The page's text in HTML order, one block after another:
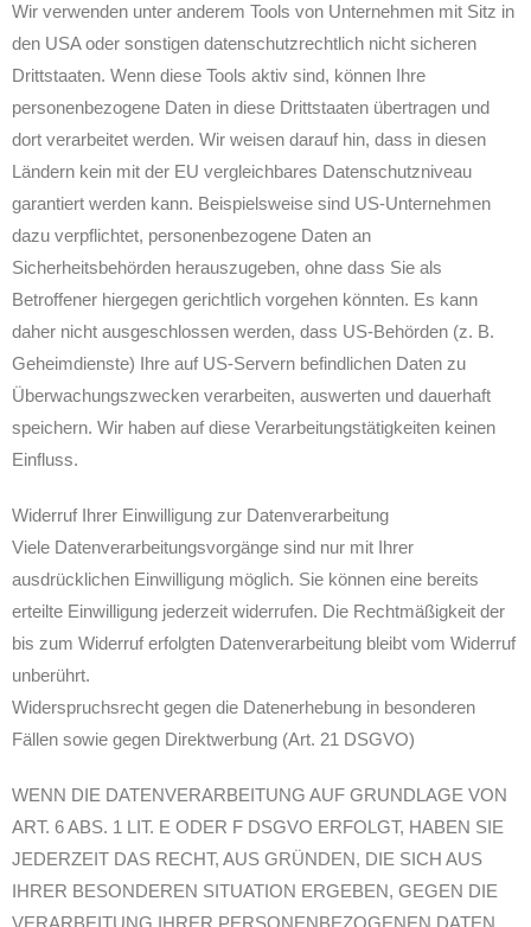
Wir verwenden unter anderem Tools von Unternehmen mit Sitz in
den USA oder sonstigen datenschutzrechtlich nicht sicheren
Drittstaaten. Wenn diese Tools aktiv sind, können Ihre
personenbezogene Daten in diese Drittstaaten übertragen und
dort verarbeitet werden. Wir weisen darauf hin, dass in diesen
Ländern kein mit der EU vergleichbares Datenschutzniveau
garantiert werden kann. Beispielsweise sind US-Unternehmen
dazu verpflichtet, personenbezogene Daten an
Sicherheitsbehörden herauszugeben, ohne dass Sie als
Betroffener hiergegen gerichtlich vorgehen könnten. Es kann
daher nicht ausgeschlossen werden, dass US-Behörden (z. B.
Geheimdienste) Ihre auf US-Servern befindlichen Daten zu
Überwachungszwecken verarbeiten, auswerten und dauerhaft
speichern. Wir haben auf diese Verarbeitungstätigkeiten keinen
Einfluss.
Widerruf Ihrer Einwilligung zur Datenverarbeitung
Viele Datenverarbeitungsvorgänge sind nur mit Ihrer
ausdrücklichen Einwilligung möglich. Sie können eine bereits
erteilte Einwilligung jederzeit widerrufen. Die Rechtmäßigkeit der
bis zum Widerruf erfolgten Datenverarbeitung bleibt vom Widerruf
unberührt.
Widerspruchsrecht gegen die Datenerhebung in besonderen
Fällen sowie gegen Direktwerbung (Art. 21 DSGVO)
WENN DIE DATENVERARBEITUNG AUF GRUNDLAGE VON
ART. 6 ABS. 1 LIT. E ODER F DSGVO ERFOLGT, HABEN SIE
JEDERZEIT DAS RECHT, AUS GRÜNDEN, DIE SICH AUS
IHRER BESONDEREN SITUATION ERGEBEN, GEGEN DIE
VERARBEITUNG IHRER PERSONENBEZOGENEN DATEN